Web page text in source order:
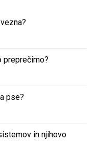
preprečimo?
pse?
in njihovo